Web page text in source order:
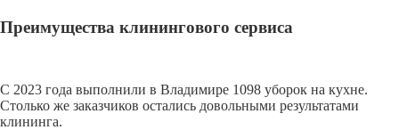
Преимущества клинингового сервиса
С 2023 года выполнили в Владимире 1098 уборок на кухне.
Столько же заказчиков остались довольными результатами
клининга.